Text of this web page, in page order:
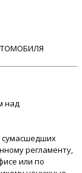
над
сумасшедших
регламенту,
или по